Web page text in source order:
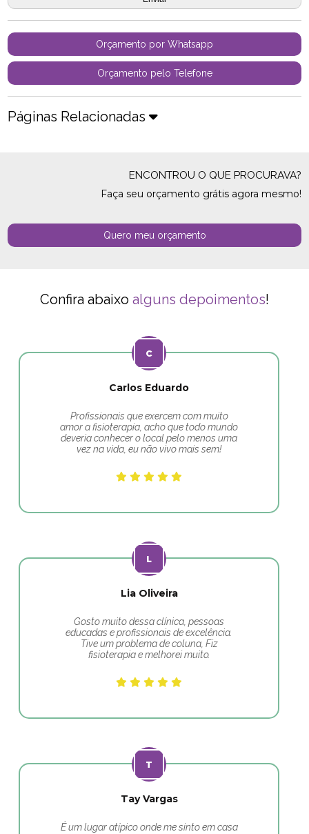
Orçamento por Whatsapp
Orçamento pelo Telefone
Páginas Relacionadas
ENCONTROU O QUE PROCURAVA?
Faça seu orçamento grátis agora mesmo!
Quero meu orçamento
Confira abaixo alguns depoimentos!
Carlos Eduardo
Profissionais que exercem com muito
amor a fisioterapia, acho que todo mundo
deveria conhecer o local pelo menos uma
vez na vida, eu não vivo mais sem!
Lia Oliveira
Gosto muito dessa clínica, pessoas
educadas e profissionais de excelência.
Tive um problema de coluna, Fiz
fisioterapia e melhorei muito.
Tay Vargas
É um lugar atípico onde me sinto em casa